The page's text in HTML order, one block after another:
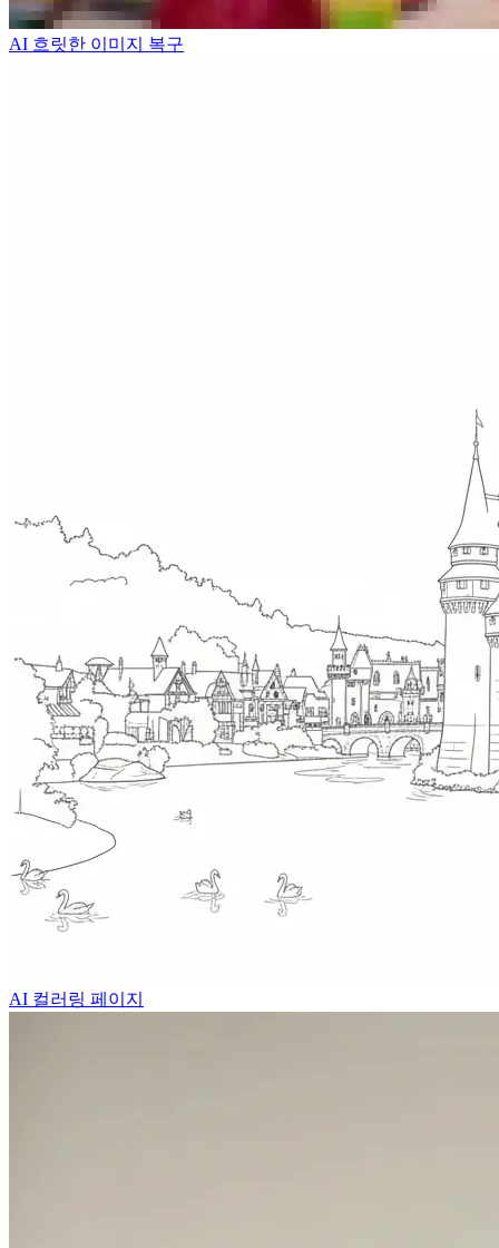
AI 흐릿한 이미지 복구
AI 컬러링 페이지